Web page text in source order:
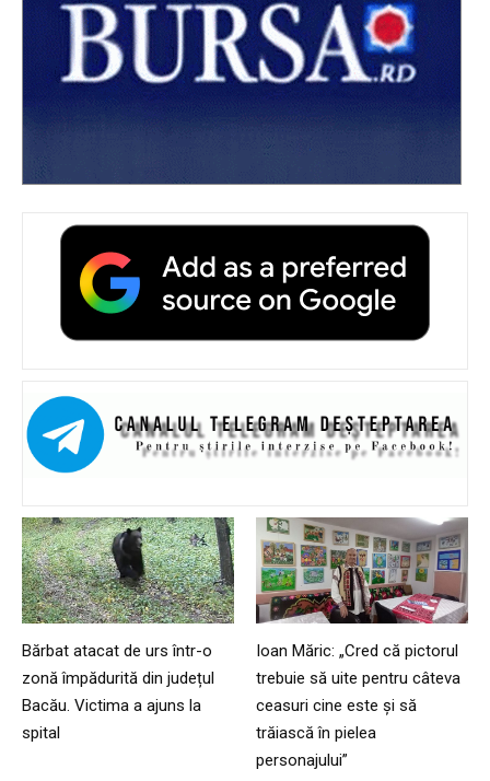
Bărbat atacat de urs într-o
zonă împădurită din județul
Bacău. Victima a ajuns la
spital
Ioan Măric: „Cred că pictorul
trebuie să uite pentru câteva
ceasuri cine este și să
trăiască în pielea
personajului”